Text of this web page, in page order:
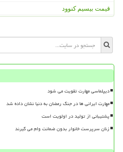
قیمت بیسیم کنوود
دیپلماسی مهارت تقویت می شود
مهارت ایرانی ها در جنگ رمضان به دنیا نشان داده شد
پشتیبانی از تولید در اولویت است
زنان سرپرست خانوار بدون ضمانت وام می گیرند